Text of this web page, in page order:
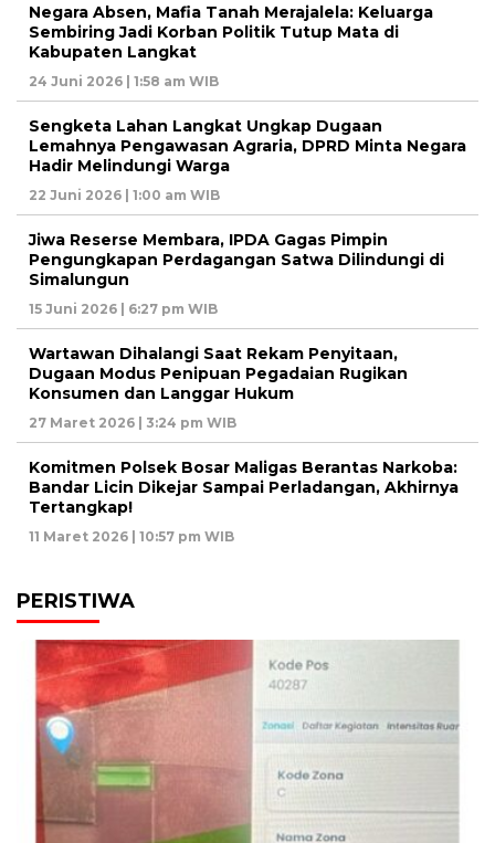
Negara Absen, Mafia Tanah Merajalela: Keluarga
Sembiring Jadi Korban Politik Tutup Mata di
Kabupaten Langkat
24 Juni 2026 | 1:58 am WIB
Sengketa Lahan Langkat Ungkap Dugaan
Lemahnya Pengawasan Agraria, DPRD Minta Negara
Hadir Melindungi Warga
22 Juni 2026 | 1:00 am WIB
Jiwa Reserse Membara, IPDA Gagas Pimpin
Pengungkapan Perdagangan Satwa Dilindungi di
Simalungun
15 Juni 2026 | 6:27 pm WIB
Wartawan Dihalangi Saat Rekam Penyitaan,
Dugaan Modus Penipuan Pegadaian Rugikan
Konsumen dan Langgar Hukum
27 Maret 2026 | 3:24 pm WIB
Komitmen Polsek Bosar Maligas Berantas Narkoba:
Bandar Licin Dikejar Sampai Perladangan, Akhirnya
Tertangkap!
11 Maret 2026 | 10:57 pm WIB
PERISTIWA